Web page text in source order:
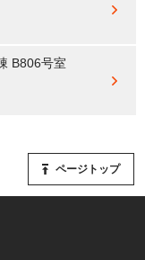
B806号室
ページトップ